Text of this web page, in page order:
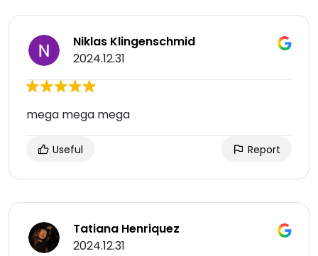
Niklas Klingenschmid
2024.12.31
mega mega mega
Useful Report
Tatiana Henriquez
2024.12.31